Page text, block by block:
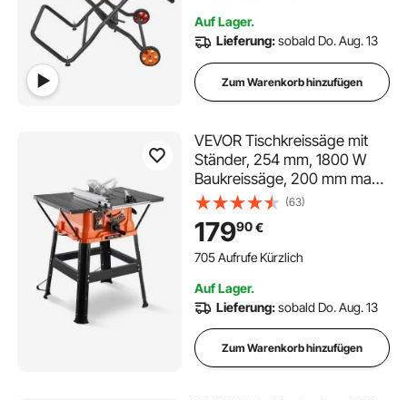
Holzbearbeitungsprojekte
Auf Lager.
Lieferung:sobald Do. Aug. 13
Zum Warenkorb hinzufügen
VEVOR Tischkreissäge mit
Ständer, 254 mm, 1800 W
Baukreissäge, 200 mm max.
Schnittkapazität, 4800 U/min
Schnittgeschwindigkeit, mit
24-Zahn-Sägeblatt,
Gehrungssäge für
Möbelbau
(63)
17990€
705 Aufrufe Kürzlich
Auf Lager.
Lieferung:sobald Do. Aug. 13
Zum Warenkorb hinzufügen